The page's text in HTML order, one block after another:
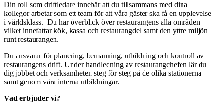
Din roll som driftledare innebär att du tillsammans med dina
kollegor arbetar som ett team för att våra gäster ska få en upplevelse
i världsklass. Du har överblick över restaurangens alla områden
vilket innefattar kök, kassa och restaurangdel samt den yttre miljön
runt restaurangen.
Du ansvarar för planering, bemanning, utbildning och kontroll av
restaurangens drift. Under handledning av restaurangchefen lär du
dig jobbet och verksamheten steg för steg på de olika stationerna
samt genom våra interna utbildningar.
Vad erbjuder vi?